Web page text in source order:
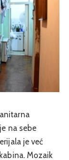
na sebe
je već
Mozaik